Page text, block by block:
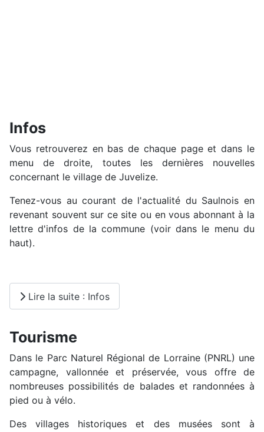
Infos
Vous retrouverez en bas de chaque page et dans le
menu de droite, toutes les dernières nouvelles
concernant le village de Juvelize.
Tenez-vous au courant de l'actualité du Saulnois en
revenant souvent sur ce site ou en vous abonnant à la
lettre d'infos de la commune (voir dans le menu du
haut).
Lire la suite : Infos
Tourisme
Dans le Parc Naturel Régional de Lorraine (PNRL) une
campagne, vallonnée et préservée, vous offre de
nombreuses possibilités de balades et randonnées à
pied ou à vélo.
Des villages historiques et des musées sont à